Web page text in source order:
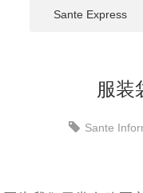
Sante Express
服装
Sante